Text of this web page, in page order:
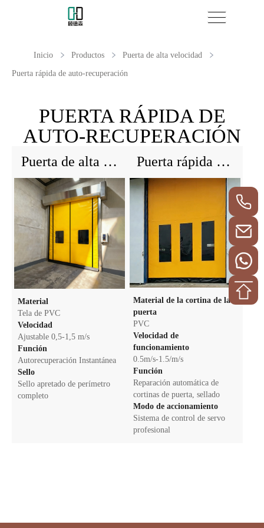
Inicio Productos Puerta de alta velocidad
Puerta rápida de auto-recuperación
PUERTA RÁPIDA DE
AUTO-RECUPERACIÓN
Puerta de alta velocidad sellada con cremallera
Material
Tela de PVC
Velocidad
Ajustable 0,5-1,5 m/s
Función
Autorecuperación Instantánea
Sello
Sello apretado de perímetro
completo
Puerta rápida de auto-recuperación
Material de la cortina de la
puerta
PVC
Velocidad de
funcionamiento
0.5m/s-1.5/m/s
Función
Reparación automática de
cortinas de puerta, sellado
Modo de accionamiento
Sistema de control de servo
profesional